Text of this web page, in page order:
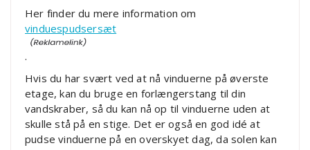
Her finder du mere information om
vinduespudsersæt
.
Hvis du har svært ved at nå vinduerne på øverste
etage, kan du bruge en forlængerstang til din
vandskraber, så du kan nå op til vinduerne uden at
skulle stå på en stige. Det er også en god idé at
pudse vinduerne på en overskyet dag, da solen kan